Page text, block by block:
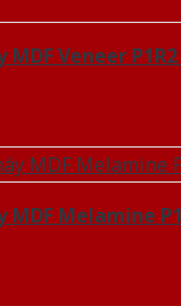
MDF Veneer
MDF Melamine